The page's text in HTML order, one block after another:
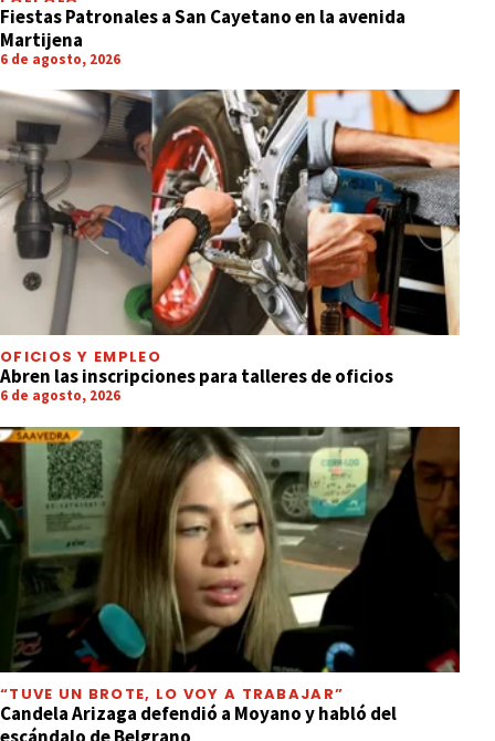
Fiestas Patronales a San Cayetano en la avenida
Martijena
6 de agosto, 2026
OFICIOS Y EMPLEO
Abren las inscripciones para talleres de oficios
6 de agosto, 2026
“TUVE UN BROTE, LO VOY A TRABAJAR”
Candela Arizaga defendió a Moyano y habló del